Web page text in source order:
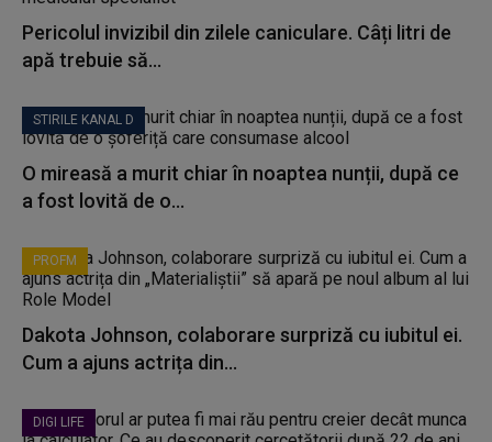
Pericolul invizibil din zilele caniculare. Câți litri de
apă trebuie să...
STIRILE KANAL D
O mireasă a murit chiar în noaptea nunții, după ce
a fost lovită de o...
PROFM
Dakota Johnson, colaborare surpriză cu iubitul ei.
Cum a ajuns actrița din...
DIGI LIFE